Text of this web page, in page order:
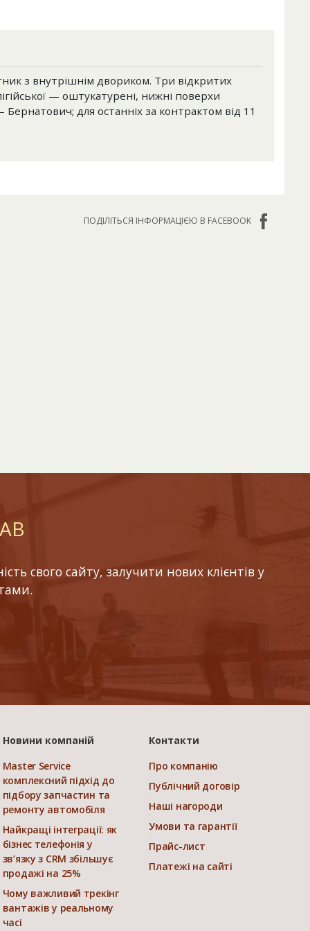
з внутрішнім двориком. Три відкритих
— оштукатурені, нижні поверхи
для останніх за контрактом від 11
ПОДІЛІТЬСЯ ІНФОРМАЦІЄЮ В FACEBOOK
свого сайту, залучити нових клієнтів у
Новини компаній
Master Service
комплексний підхід до
підбору запчастин та
ремонту автомобіля
Найкращі інтеграції: як
бізнес телефонія у
зв’язку з CRM збільшує
продажі на 25%
Чому важливий трекінг
вантажів у реальному
часі
Контакти
Про компанію
Публічний договір
Наші нагороди
Умови та гарантії
Прайс-лист
Платежі на сайті